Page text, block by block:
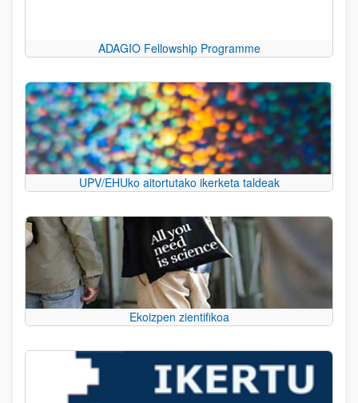
ADAGIO Fellowship Programme
UPV/EHUko aitortutako ikerketa taldeak
Ekoizpen zientifikoa